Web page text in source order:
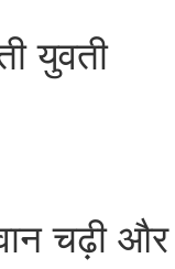
युवती
चढ़ी और